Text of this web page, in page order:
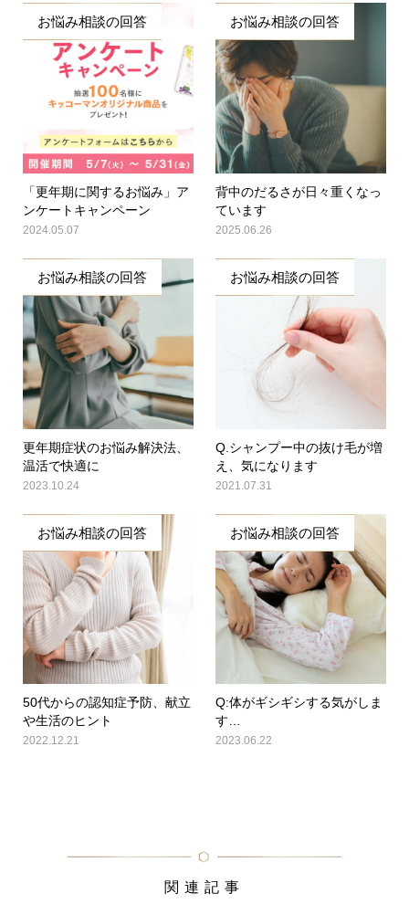
お悩み相談の回答
「更年期に関するお悩み」ア
ンケートキャンペーン
2024.05.07
お悩み相談の回答
背中のだるさが日々重くなっ
ています
2025.06.26
お悩み相談の回答
更年期症状のお悩み解決法、
温活で快適に
2023.10.24
お悩み相談の回答
Q.シャンプー中の抜け毛が増
え、気になります
2021.07.31
お悩み相談の回答
50代からの認知症予防、献立
や生活のヒント
2022.12.21
お悩み相談の回答
Q:体がギシギシする気がしま
す…
2023.06.22
関連記事